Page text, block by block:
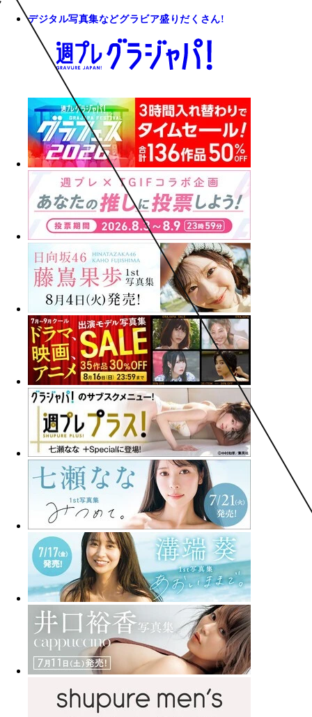
デジタル写真集などグラビア盛りだくさん!